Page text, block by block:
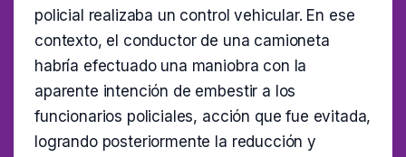
policial realizaba un control vehicular. En ese
contexto, el conductor de una camioneta
habría efectuado una maniobra con la
aparente intención de embestir a los
funcionarios policiales, acción que fue evitada,
logrando posteriormente la reducción y